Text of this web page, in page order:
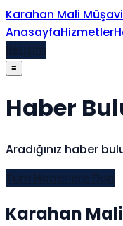
İçeriğe atla
Karahan Mali
AnasayfaHizmetler
≡
Haber
Aradığınız haber
Karahan